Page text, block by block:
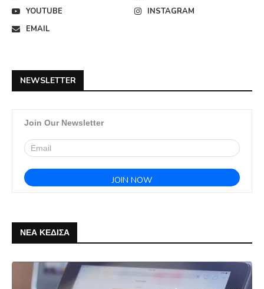
YOUTUBE
INSTAGRAM
EMAIL
NEWSLETTER
Join Our Newsletter
ΝΕΑ ΚΕΔΙΣΑ